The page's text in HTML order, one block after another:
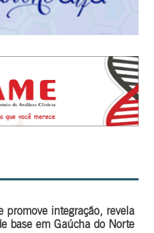
promove integração, revela
base em Gaúcha do Norte